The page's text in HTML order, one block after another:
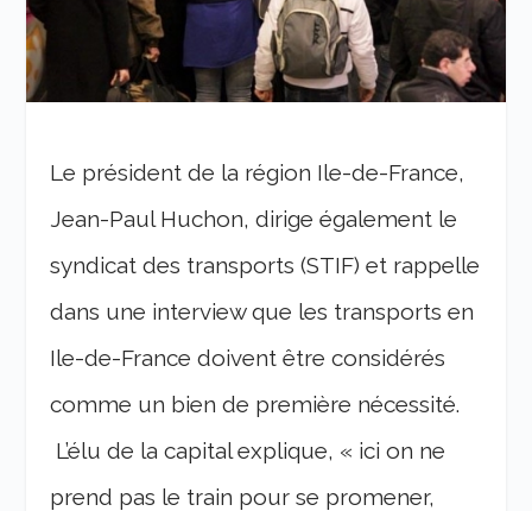
Le président de la région Ile-de-France,
Jean-Paul Huchon, dirige également le
syndicat des transports (STIF) et rappelle
dans une interview que les transports en
Ile-de-France doivent être considérés
comme un bien de première nécessité.
L’élu de la capital explique, « ici on ne
prend pas le train pour se promener,